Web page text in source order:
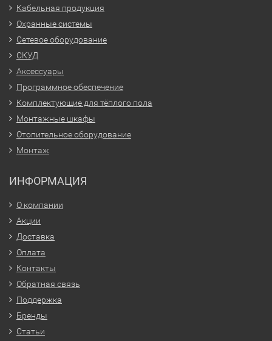
Кабельная продукция
Охранные системы
Сетевое оборудование
СКУД
Аксессуары
Программное обеспечение
Комплектующие для тёплого пола
Монтажные шкафы
Отопительное оборудование
Монтаж
ИНФОРМАЦИЯ
О компании
Акции
Доставка
Оплата
Контакты
Обратная связь
Поддержка
Бренды
Статьи